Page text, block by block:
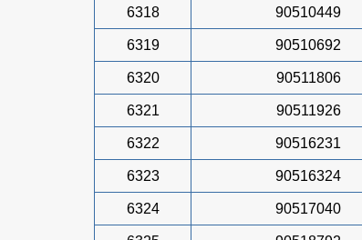
6318 90510449
6319 90510692
6320 90511806
6321 90511926
6322 90516231
6323 90516324
6324 90517040